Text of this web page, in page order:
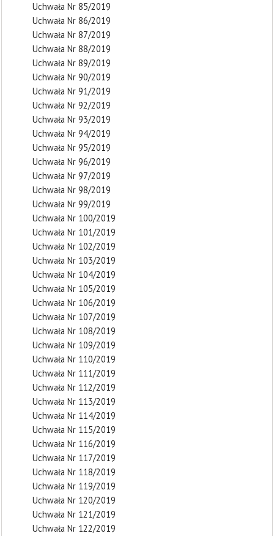
Uchwała Nr 85/2019
Uchwała Nr 86/2019
Uchwała Nr 87/2019
Uchwała Nr 88/2019
Uchwała Nr 89/2019
Uchwała Nr 90/2019
Uchwała Nr 91/2019
Uchwała Nr 92/2019
Uchwała Nr 93/2019
Uchwała Nr 94/2019
Uchwała Nr 95/2019
Uchwała Nr 96/2019
Uchwała Nr 97/2019
Uchwała Nr 98/2019
Uchwała Nr 99/2019
Uchwała Nr 100/2019
Uchwała Nr 101/2019
Uchwała Nr 102/2019
Uchwała Nr 103/2019
Uchwała Nr 104/2019
Uchwała Nr 105/2019
Uchwała Nr 106/2019
Uchwała Nr 107/2019
Uchwała Nr 108/2019
Uchwała Nr 109/2019
Uchwała Nr 110/2019
Uchwała Nr 111/2019
Uchwała Nr 112/2019
Uchwała Nr 113/2019
Uchwała Nr 114/2019
Uchwała Nr 115/2019
Uchwała Nr 116/2019
Uchwała Nr 117/2019
Uchwała Nr 118/2019
Uchwała Nr 119/2019
Uchwała Nr 120/2019
Uchwała Nr 121/2019
Uchwała Nr 122/2019